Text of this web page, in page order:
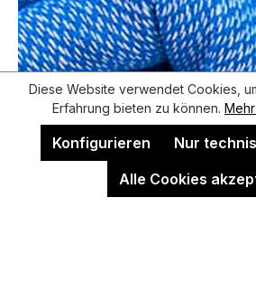
Diese Website verwendet Cookies,
Erfahrung bieten zu können.
Nur
Konfigurieren
Alle Cookies